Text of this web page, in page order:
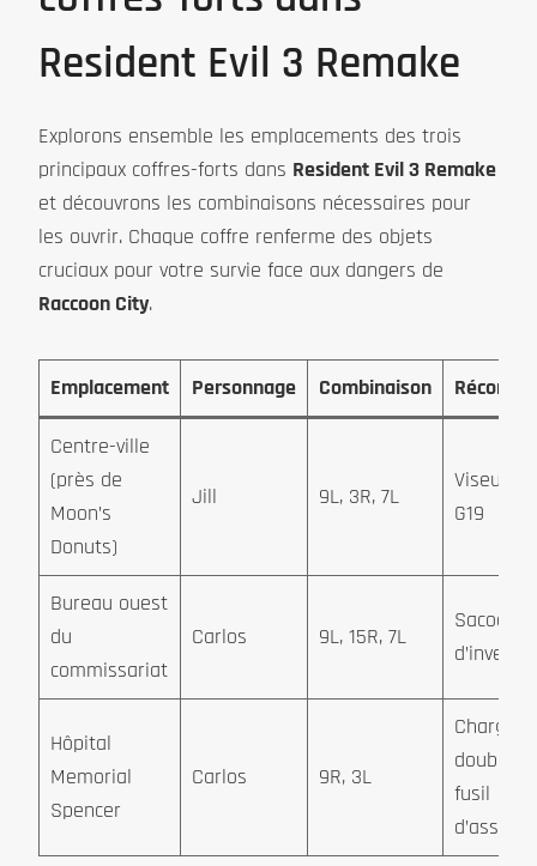
Resident Evil 3 Remake
Explorons ensemble les emplacements des trois
principaux coffres-forts dans Resident Evil 3 Remake
et découvrons les combinaisons nécessaires pour
les ouvrir. Chaque coffre renferme des objets
cruciaux pour votre survie face aux dangers de
Raccoon City.
Emplacement Personnage Combinaison
Centre-ville
(près de
Moon’s
Donuts)
Jill 9L, 3R, 7L
Viseur
G19
Bureau ouest
du
commissariat
Carlos 9L, 15R, 7L
Sacoche
Hôpital
Memorial
Spencer
Carlos 9R, 3L
Chargeur
double
fusil
d’assaut